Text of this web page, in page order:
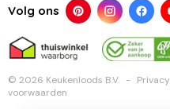
Volg ons
© 2026 Keukenloods B.V. Privacy
voorwaarden